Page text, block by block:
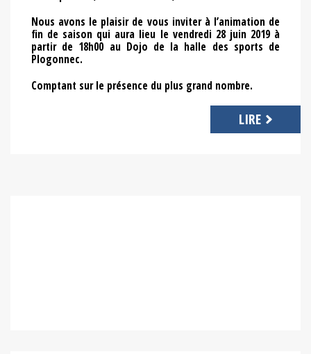
Nous avons le plaisir de vous inviter à l’animation de
fin de saison qui aura lieu le vendredi 28 juin 2019 à
partir de 18h00 au Dojo de la halle des sports de
Plogonnec.
Comptant sur le présence du plus grand nombre.
LIRE